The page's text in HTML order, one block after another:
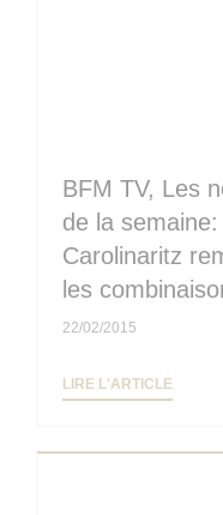
BFM TV, Les
de la
Carolinaritz
les
22/02/2015
LIRE L'ARTICLE